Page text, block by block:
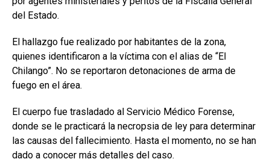
del Estado.
El hallazgo fue realizado por habitantes de la zona,
quienes identificaron a la víctima con el alias de “El
Chilango”. No se reportaron detonaciones de arma de
fuego en el área.
El cuerpo fue trasladado al Servicio Médico Forense,
donde se le practicará la necropsia de ley para determinar
las causas del fallecimiento. Hasta el momento, no se han
dado a conocer más detalles del caso.